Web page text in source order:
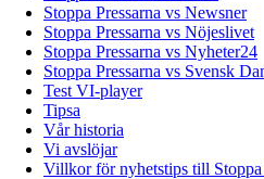
Stoppa Pressarna vs Newsner
Stoppa Pressarna vs Nöjeslivet
Stoppa Pressarna vs Nyheter24
Stoppa Pressarna vs Svensk
Test VI-player
Tipsa
Vår historia
Vi avslöjar
Villkor för nyhetstips till Stoppa